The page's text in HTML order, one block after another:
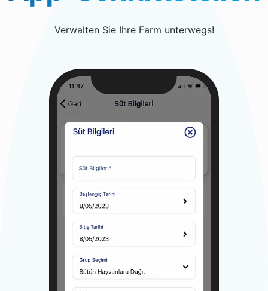
Verwalten Sie Ihre Farm unterwegs!